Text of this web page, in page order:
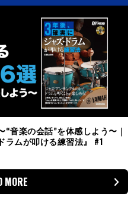
音楽の会話”を体感しよう〜｜
ラムが叩ける練習法』 #1
MORE